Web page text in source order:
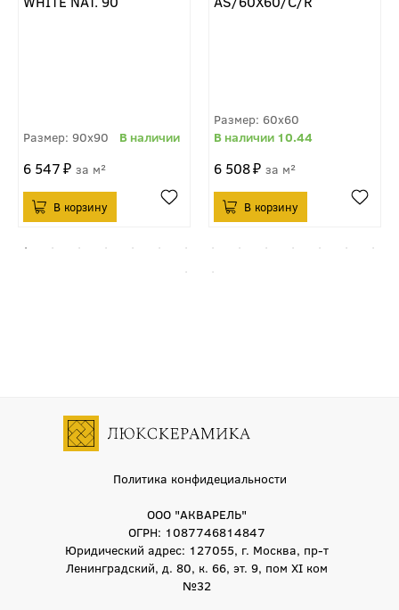
90x90
6 547 м²
60x60
10.44
6 508 м²
Политика конфидециальности
ООО "АКВАРЕЛЬ"
ОГРН: 1087746814847
Юридический адрес: 127055, г. Москва, пр-т
Ленинградский, д. 80, к. 66, эт. 9, пом XI ком
№32